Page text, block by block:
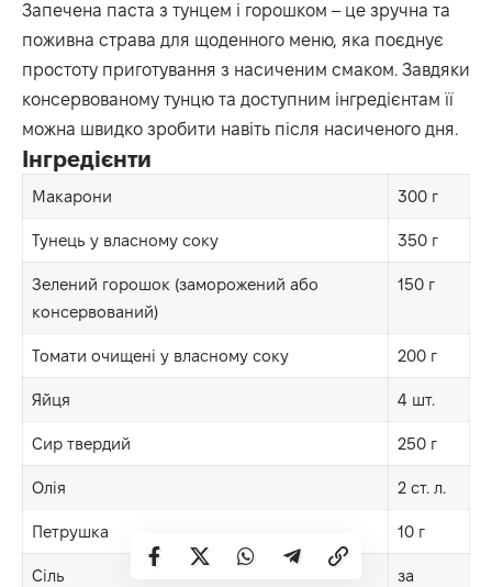
Запечена паста з тунцем і горошком – це зручна та
поживна страва для щоденного меню, яка поєднує
простоту приготування з насиченим смаком. Завдяки
консервованому тунцю та доступним інгредієнтам її
можна швидко зробити навіть після насиченого дня.
Інгредієнти
Макарони 300 г
Тунець у власному соку 350 г
Зелений горошок (заморожений або
консервований)
150 г
Томати очищені у власному соку 200 г
Яйця 4 шт.
Сир твердий 250 г
Олія 2 ст. л.
Петрушка 10 г
Сіль
за